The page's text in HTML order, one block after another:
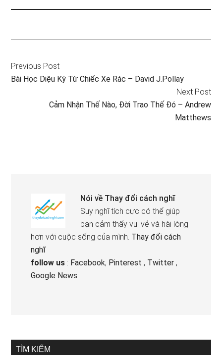
Previous Post
Bài Học Diệu Kỳ Từ Chiếc Xe Rác – David J.Pollay
Next Post
Cảm Nhận Thế Nào, Đời Trao Thế Đó – Andrew
Matthews
Nói về Thay đổi cách nghĩ
Suy nghĩ tích cực có thể giúp
bạn cảm thấy vui vẻ và hài lòng
hơn với cuộc sống của mình. Thay đổi cách
nghĩ
follow us : Facebook, Pinterest , Twitter ,
Google News
TÌM KIẾM